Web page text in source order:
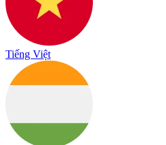
Tiếng Việt